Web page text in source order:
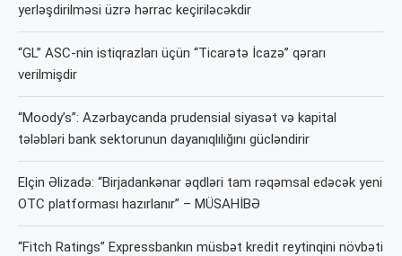
yerləşdirilməsi üzrə hərrac keçiriləcəkdir
“GL” ASC-nin istiqrazları üçün “Ticarətə İcazə” qərarı
verilmişdir
“Moody’s”: Azərbaycanda prudensial siyasət və kapital
tələbləri bank sektorunun dayanıqlılığını gücləndirir
Elçin Əlizadə: “Birjadankənar əqdləri tam rəqəmsal edəcək yeni
OTC platforması hazırlanır” – MÜSAHİBƏ
“Fitch Ratings” Expressbankın müsbət kredit reytinqini növbəti